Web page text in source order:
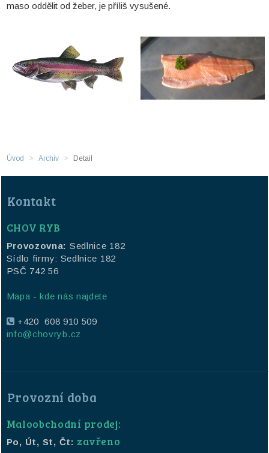
maso oddělit od žeber, je příliš vysušené.
Úvod Archiv Detail
Kontakt
CHOV RYB
Provozovna: Sedlnice 182
Sídlo firmy: Sedlnice 182
PSČ 742 56
Mapa - kde nás najdete
+420 608 910 509
info@chovryb.cz
Provozní doba
Maloobchodní prodej:
Po, Út, St, Čt: zavřeno